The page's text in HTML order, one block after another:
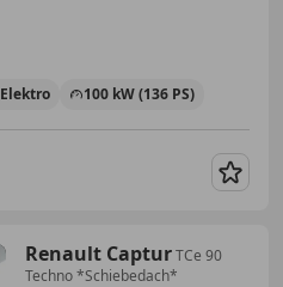
Elektro 100 kW (136 PS)
Renault CapturTCe 90
Techno *Schiebedach*